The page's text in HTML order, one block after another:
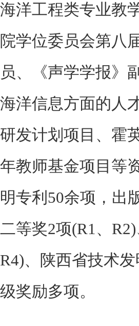
海洋工程类专业教
院学位委员会第八
员、《声学学报》
海洋信息方面的人
研发计划项目、霍
年教师基金项目等
明专利50余项，出
二等奖2项(R1、
R4)、陕西省技术
级奖励多项。